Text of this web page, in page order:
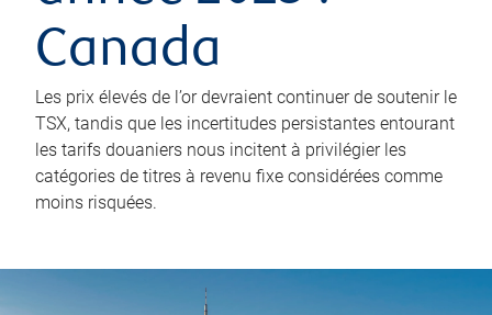
Canada
Les prix élevés de l’or devraient continuer de soutenir le
TSX, tandis que les incertitudes persistantes entourant
les tarifs douaniers nous incitent à privilégier les
catégories de titres à revenu fixe considérées comme
moins risquées.